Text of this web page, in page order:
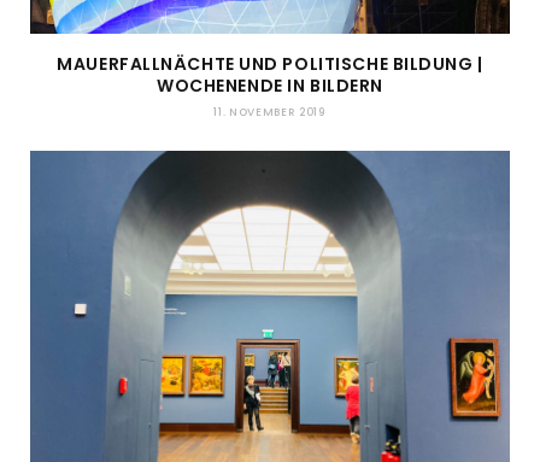
MAUERFALLNÄCHTE UND POLITISCHE BILDUNG |
WOCHENENDE IN BILDERN
11. NOVEMBER 2019